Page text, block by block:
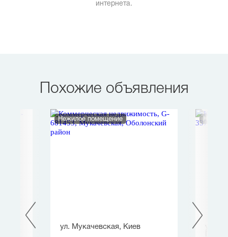
интернета.
Похожие объявления
Нежилое помещение
ул. Мукачевская, Киев